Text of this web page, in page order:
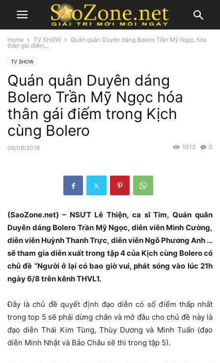
Home TV SHOW
Quán quân Duyên dáng Bolero Trần Mỹ Ngọc hóa
thân gái điếm...
TV SHOW
Quán quân Duyên dáng
Bolero Trần Mỹ Ngọc hóa
thân gái điếm trong Kịch
cùng Bolero
06/08/2018 0
1012
(SaoZone.net) – NSƯT Lê Thiện, ca sĩ Tim, Quán quân
Duyên dáng Bolero Trần Mỹ Ngọc, diễn viên Minh Cường,
diễn viên Huỳnh Thanh Trực, diễn viên Ngô Phương Anh …
sẽ tham gia diễn xuất trong tập 4 của Kịch cùng Bolero có
chủ đề “Người ở lại có bao giờ vui, phát sóng vào lúc 21h
ngày 6/8 trên kênh THVL1.
Đây là chủ đề quyết định đạo diễn có số điểm thấp nhất
trong top 5 sẽ phải dừng chân và mở đầu cho chủ đề này là
đạo diễn Thái Kim Tùng, Thùy Dương và Minh Tuấn (đạo
diễn Minh Nhật và Bảo Châu sẽ thi trong tập 5).